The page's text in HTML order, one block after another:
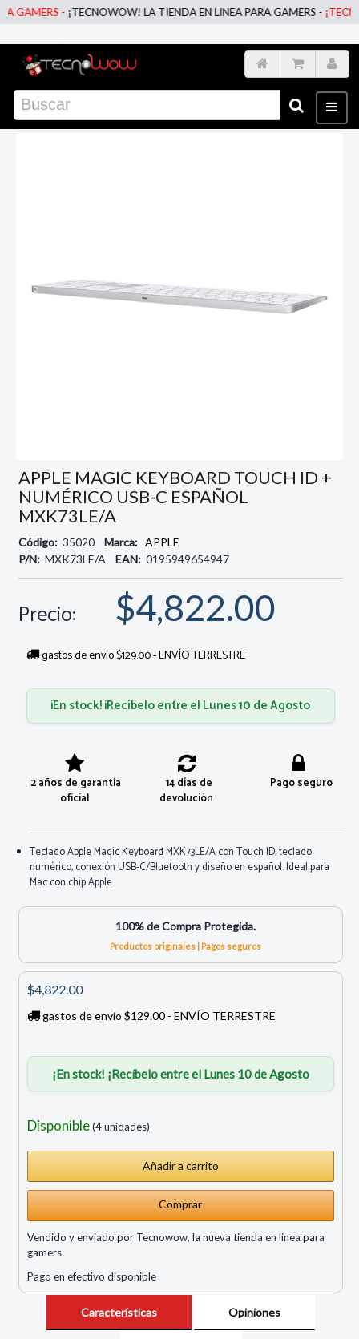
-¡TECNOWOW! LA TIENDA EN LINEA PARA GAMERS -
APPLE MAGIC KEYBOARD TOUCH ID +
NUMÉRICO USB-C ESPAÑOL
MXK73LE/A
Código: 35020 Marca: APPLE
P/N: MXK73LE/A EAN: 0195949654947
Precio: $4,822.00
gastos de envío $129.00 - ENVÍO TERRESTRE
¡En stock! ¡Recíbelo entre el Lunes 10 de Agosto
2 años de garantía
oficial
14 días de
devolución
Pago seguro
Teclado Apple Magic Keyboard MXK73LE/A con Touch ID, teclado
numérico, conexión USB-C/Bluetooth y diseño en español. Ideal para
Mac con chip Apple.
100% de Compra Protegida.
Productos originales | Pagos seguros
$4,822.00
gastos de envío $129.00 - ENVÍO TERRESTRE
¡En stock! ¡Recíbelo entre el Lunes 10 de Agosto
Disponible(4 unidades)
Comprar
Vendido y enviado por Tecnowow, la nueva tienda en linea para
gamers
Pago en efectivo disponible
Características Opiniones